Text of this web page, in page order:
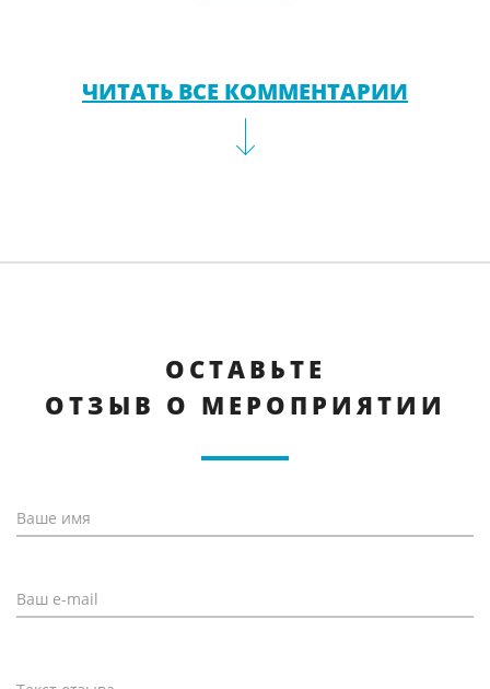
ЧИТАТЬ ВСЕ КОММЕНТАРИИ
ОСТАВЬТЕ
ОТЗЫВ О МЕРОПРИЯТИИ